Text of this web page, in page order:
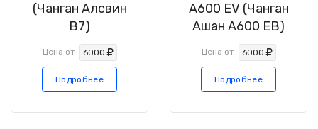
(Чанган Алсвин
В7)
Цена от 6000
Подробнее
A600 EV (Чанган
Ашан А600 ЕВ)
Цена от 6000
Подробнее